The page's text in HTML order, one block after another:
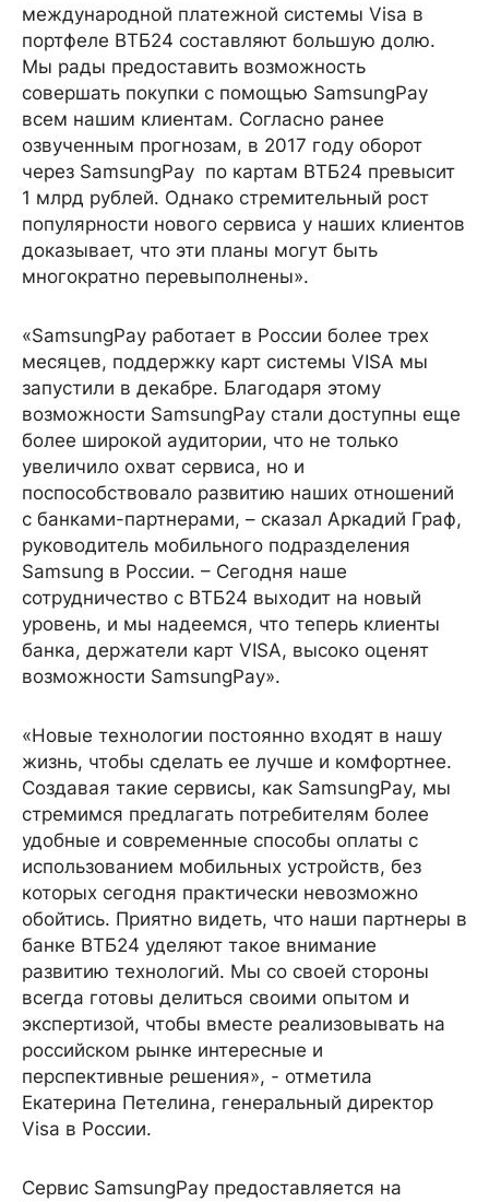
международной платежной системы Visa в
портфеле ВТБ24 составляют большую долю.
Мы рады предоставить возможность
совершать покупки с помощью SamsungPay
всем нашим клиентам. Согласно ранее
озвученным прогнозам, в 2017 году оборот
через SamsungPay по картам ВТБ24 превысит
1 млрд рублей. Однако стремительный рост
популярности нового сервиса у наших клиентов
доказывает, что эти планы могут быть
многократно перевыполнены».
«SamsungPay работает в России более трех
месяцев, поддержку карт системы VISA мы
запустили в декабре. Благодаря этому
возможности SamsungPay стали доступны еще
более широкой аудитории, что не только
увеличило охват сервиса, но и
поспособствовало развитию наших отношений
с банками-партнерами, – сказал Аркадий Граф,
руководитель мобильного подразделения
Samsung в России. – Сегодня наше
сотрудничество с ВТБ24 выходит на новый
уровень, и мы надеемся, что теперь клиенты
банка, держатели карт VISA, высоко оценят
возможности SamsungPay».
«Новые технологии постоянно входят в нашу
жизнь, чтобы сделать ее лучше и комфортнее.
Создавая такие сервисы, как SamsungPay, мы
стремимся предлагать потребителям более
удобные и современные способы оплаты с
использованием мобильных устройств, без
которых сегодня практически невозможно
обойтись. Приятно видеть, что наши партнеры в
банке ВТБ24 уделяют такое внимание
развитию технологий. Мы со своей стороны
всегда готовы делиться своими опытом и
экспертизой, чтобы вместе реализовывать на
российском рынке интересные и
перспективные решения», - отметила
Екатерина Петелина, генеральный директор
Visa в России.
Сервис SamsungPay предоставляется на